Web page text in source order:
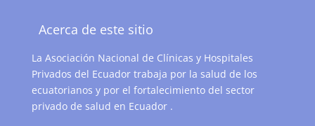
Acerca de este sitio
La Asociación Nacional de Clínicas y Hospitales
Privados del Ecuador trabaja por la salud de los
ecuatorianos y por el fortalecimiento del sector
privado de salud en Ecuador .